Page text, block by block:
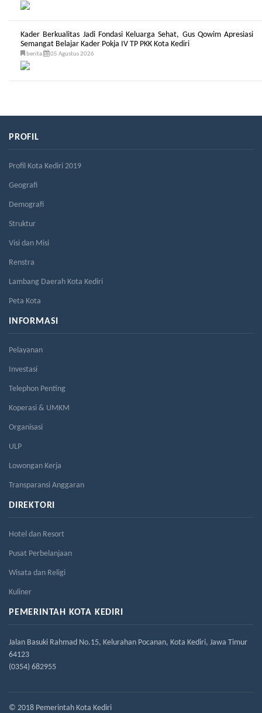
Kader Berkualitas Jadi Fondasi Keluarga Sehat, Gus Qowim Apresiasi
Semangat Belajar Kader Pokja IV TP PKK Kota Kediri
berita 05 Agustus 2026
PROFIL
Profil Kota Kediri 2019
Geografi
Demografi
Struktur
Visi dan Misi
Renstra
Lambang Daerah Kota Kediri
Peta Kota
INFORMASI
Pelayanan
Investasi
Telephon Penting
Koperasi & UMKM
Organisasi
ULP
Lowongan Kerja
Transparansi Anggaran
DIREKTORI
Hotel dan Resort
Pusat Perbelanjaan
Wisata dan Religi
Kuliner
PEMERINTAH KOTA KEDIRI
Jalan Basuki Rahmad No.15, Kelurahan Pocanan, Kota Kediri, Jawa Timur
64123
(0354) 682955
© 2018 Pemerintah Kota Kediri